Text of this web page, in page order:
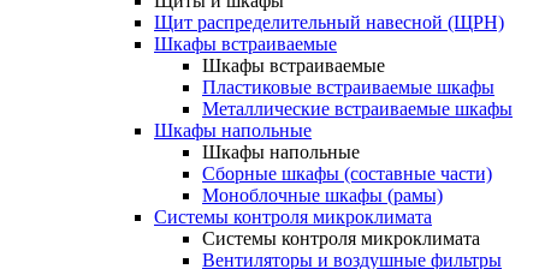
Щит распределительный навесной (ЩРН)
Шкафы встраиваемые
Шкафы встраиваемые
Пластиковые встраиваемые шкафы
Металлические встраиваемые шкафы
Шкафы напольные
Шкафы напольные
Сборные шкафы (составные части)
Моноблочные шкафы (рамы)
Системы контроля микроклимата
Системы контроля микроклимата
Вентиляторы и воздушные фильтры